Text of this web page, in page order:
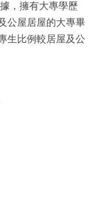
，擁有大專學歷
公屋居屋的大專畢
生比例較居屋及公